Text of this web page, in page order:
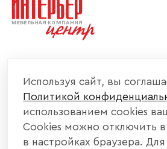
КАТАЛОГ МЕБЕЛИ
ИНФОРМАЦИЯ
Используя сайт, вы
Политикой
использованием cookies
Cookies можно отключить
в настройках браузера.